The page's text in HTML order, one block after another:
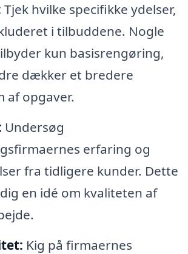
Tjek hvilke specifikke ydelser,
i tilbuddene. Nogle
kun basisrengøring,
dækker et bredere
af opgaver.
Undersøg
erfaring og
fra tidligere kunder. Dette
en idé om kvaliteten af
Kig på firmaernes